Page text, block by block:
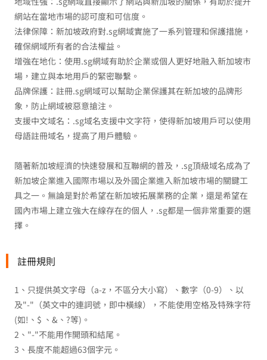
網站在當地市場的認可度和可信度。
法律保障：新加坡政府對.sg網域實施了一系列管理和保護措施，
確保網域所有者的合法權益。
增強在地化：使用.sg網域有助於企業或個人更好地融入新加坡市
場，建立與本地用戶的緊密聯繫。
品牌保護：註冊.sg網域可以幫助企業保護其在新加坡的品牌形
象，防止網域被惡意搶注。
支援中文域名：.sg域名支援中文字符，使得新加坡用戶可以使用
母語註冊域名，提高了用戶體驗。
隨著新加坡經濟的快速發展和互聯網的普及，.sg頂級域名成為了
新加坡企業進入國際市場以及外國企業進入新加坡市場的關鍵工
具之一。無論是對於希望在新加坡拓展業務的企業，還是希望在
國內市場上建立強大在線存在的個人，.sg都是一個非常重要的選
擇。
註冊規則
1、只提供英文字母（a-z，不區分大小寫）、數字（0-9）、以
及"-"（英文中的連詞號，即中橫線），不能使用空格及特殊字符
(如!、$ 、&、?等)。
2、"-"不能用作開頭和結尾。
3、長度不能超過63個字元。